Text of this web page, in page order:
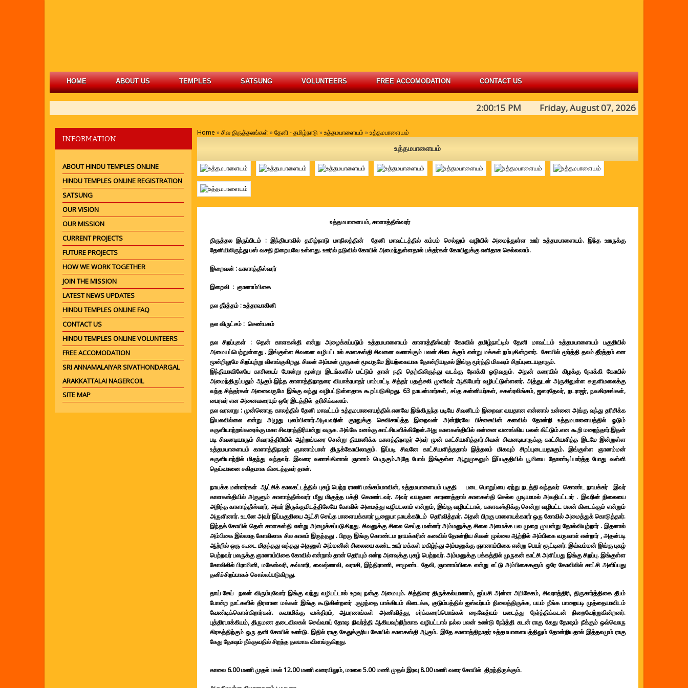
HOME ABOUT US TEMPLES SATSUNG VOLUNTEERS FREE ACCOMODATION CONTACT US
2:00:15 PM Friday, August 07, 2026
INFORMATION
ABOUT HINDU TEMPLES ONLINE
HINDU TEMPLES ONLINE REGISTRATION
SATSUNG
OUR VISION
OUR MISSION
CURRENT PROJECTS
FUTURE PROJECTS
HOW WE WORK TOGETHER
JOIN THE MISSION
LATEST NEWS UPDATES
HINDU TEMPLES ONLINE FAQ
CONTACT US
HINDU TEMPLES ONLINE VOLUNTEERS
FREE ACCOMODATION
SRI ANNAMALAIYAR SIVATHONDARGAL
ARAKKATTALAI NAGERCOIL
SITE MAP
Home »சிவ திருத்தலங்கள் »தேனி - தமிழ்நாடு »உத்தமபாளையம் »உத்தமபாளையம்
உத்தமபாளையம்
உத்தமபாளையம், காளாத்தீஸ்வரர்
திருத்தல இருப்பிடம் : இந்தியாவில் தமிழ்நாடு மாநிலத்தின் தேனி மாவட்டத்தில் கம்பம் செல்லும் வழியில் அமைந்துள்ள ஊர் உத்தமபாளையம். இந்த ஊருக்கு
தேனியிலிருந்து பஸ் வசதி நிறையவே உள்ளது. ஊரில் நடுவில் கோயில் அமைந்துள்ளதால் பக்தர்கள் கோயிலுக்கு எளிதாக செல்லலாம்.
இறைவன் : காளாத்தீஸ்வரர்
இறைவி : ஞானாம்பிகை
தல தீர்த்தம் : உத்தரவாகினி
தல விருட்சம் : செண்பகம்
தல சிறப்புகள் : தென் காளகஸ்தி என்று அழைக்கப்படும் உத்தமபாளையம் காளாத்தீஸ்வரர் கோவில் தமிழ்நாட்டில் தேனி மாவட்டம் உத்தமபாளையம் பகுதியில்
அமையப்பெற்றுள்ளது . இங்குள்ள சிவனை வழிபட்டால் காளகஸ்தி சிவனை வணங்கும் பலன் கிடைக்கும் என்று மக்கள் நம்புகின்றனர். கோயில் மூர்த்தி தலம் தீர்த்தம் என
மூன்றிலுமே சிறப்புற்று விளங்குகிறது. சிவன் அம்மன் முருகன் மூவருமே இயற்கையாக தோன்றியதால் இங்கு மூர்த்தி மிகவும் சிறப்புடையதாகும்.
இந்தியாவிலேயே காசியைப் போன்று மூன்று இடங்களில் மட்டும் தான் நதி தெற்கிலிருந்து வடக்கு நோக்கி ஓடுவதும். அதன் கரையில் கிழக்கு நோக்கி கோயில்
அமைந்திருப்பதும் ஆகும்.இந்த காளாத்திநாதரை வியாக்ரபாதர் பாம்பாட்டி சித்தர் பதஞ்சலி முனிவர் ஆகியோர் வழிபட்டுள்ளனர். அத்துடன் அருகிலுள்ள சுருளிமலைக்கு
வந்த சித்தர்கள் அனைவருமே இங்கு வந்து வழிபட்டுள்ளதாக கூறப்படுகிறது. 63 நாயன்மார்கள், சப்த கன்னியர்கள், சகஸ்ரலிங்கம், ஜஸரதேவர், நடராஜர், நவகிரகங்கள்,
பைரவர் என அனைவரையும் ஒரே இடத்தில் தரிசிக்கலாம்.
தல வரலாறு : முன்னொரு காலத்தில் தேனி மாவட்டம் உத்தமபாளையத்தில்.எனவே இங்கிருந்த படியே சிவனிடம் இறைவா வயதான என்னால் உன்னை அங்கு வந்து தரிசிக்க
இயலவில்லை என்று அழுது புலம்பினார்.அடியவரின் குரலுக்கு செவிசாய்த்த இறைவன் அன்றிரவே பிச்சையின் கனவில் தோன்றி உத்தமபாளையத்தில் ஓடும்
சுருளியாற்றங்கரைக்கு மகா சிவராத்திரியன்று வருக. அங்கே உனக்கு காட்சியளிக்கிறேன்.அது காளகஸ்தியில் என்னை வணங்கிய பலன் கிட்டும்.என கூறி மறைந்தார்.இதன்
படி சிவனடியாரும் சிவராத்திரியில் ஆற்றங்கரை சென்று தியானிக்க காளத்திநாதர் அவர் முன் காட்சியளித்தார்.சிவன் சிவனடியாருக்கு காட்சியளித்த இடமே இன்றுள்ள
உத்தமபாளையம் காளாத்திநாதர் ஞானாம்பாள் திருக்கோயிலாகும். இப்படி சிவனே காட்சியளித்ததால் இத்தலம் மிகவும் சிறப்புடையதாகும். இங்குள்ள ஞானம்மன்
சுருளியாற்றில் மிதந்து வந்தவர். இவரை வணங்கினால் ஞானம் பெருகும்.அதே போல் இங்குள்ள ஆறுமுகனும் இப்பகுதியில் பூமியை தோண்டிப்பார்த்த போது வள்ளி
தெய்வானை சகிதமாக கிடைத்தவர் தான்.
நாயக்க மன்னர்கள் ஆட்சிக் காலகட்டத்தில் புகழ் பெற்ற ராணி மங்கம்மாவின், உத்தமபாளையம் பகுதி படை பொறுப்பை ஏற்று நடத்தி வந்தவர் கொண்ட நாயக்கர் இவர்
காளகஸ்தியில் அருளும் காளாத்தீஸ்வரர் மீது மிகுத்த பக்தி கொண்டவர். அவர் வயதான காரணத்தால் காளகஸ்தி செல்ல முடியாமல் அவதிபட்டார் . இவரின் நிலையை
அறிந்த காளாத்தீஸ்வரர், அவர் இருக்குமிடத்திலேயே கோவில் அமைத்து வழிபடலாம் என்றும், இங்கு வழிபட்டால், காளகஸ்திக்கு சென்று வழிபட்ட பலன் கிடைக்கும் என்றும்
அருளினார். உடனே அவர் இப்பகுதியை ஆட்சி செய்த பாளையக்காரர் பூஜையா நாயக்கரிடம் தெரிவித்தார். அதன் பிறகு பாளையக்காரர் ஒரு கோவில் அமைத்துக் கொடுத்தார்.
இந்தக் கோயில் தென் காளகஸ்தி என்று அழைக்கப்படுகிறது. சிவனுக்கு சிலை செய்த மன்னர் அம்மனுக்கு சிலை அமைக்க பல முறை முயன்று தோல்வியுற்றார் . இதனால்
அம்பிகை இல்லாத கோவிலாக சில காலம் இருந்தது . பிறகு இங்கு கொண்டம நாயக்கரின் கனவில் தோன்றிய சிவன் முல்லை ஆற்றில் அம்பிகை வருவாள் என்றார் , அதன்படி
ஆற்றில் ஒரு கூடை மிதந்தது வந்தது அதனுள் அம்மனின் சிலையை கண்ட ஊர் மக்கள் மகிழ்ந்து அம்மனுக்கு ஞானாம்பிகை என்று பெயர் சூட்டினர். இவ்வம்மன் இங்கு புகழ்
பெற்றவர் பலருக்கு ஞானாம்பிகை கோவில் என்றால் தான் தெரியும் என்ற அளவுக்கு புகழ் பெற்றவர். அம்மனுக்கு பக்கத்தில் முருகன் காட்சி அளிப்பது இங்கு சிறப்பு. இங்குள்ள
கோவிலில் பிராமினி, மகேஸ்வரி, கவ்மாரி, வைஷ்ணவி, வராகி, இந்திராணி, சாமுண்ட தேவி, ஞானாம்பிகை என்று எட்டு அம்பிகைகளும் ஒரே கோவிலில் காட்சி அளிப்பது
தனிச்சிறப்பாகச் சொல்லப்படுகிறது.
தாய் சேய் நலன் விரும்புவோர் இங்கு வந்து வழிபட்டால் உறவு நன்கு அமையும். சித்திரை திருக்கல்யாணம், ஐப்பசி அன்ன அபிசேகம், சிவராத்திரி, திருகார்த்திகை தீபம்
போன்ற நாட்களில் திரளான மக்கள் இங்கு கூடுகின்றனர் .குழந்தை பாக்கியம் கிடைக்க, குடும்பத்தில் ஐஸ்வர்யம் நிலைத்திருக்க, பயம் நீங்க பாறையடி முத்தையாவிடம்
வேண்டிக்கொள்கிறார்கள். சுவாமிக்கு வஸ்திரம், ஆபரணங்கள் அணிவித்து, சர்க்கரைப்பொங்கல் நைவேத்யம் படைத்து நேர்த்திக்கடன் நிறைவேற்றுகின்றனர்.
புத்திரபாக்கியம், திருமண தடைவிலகல் செவ்வாய் தோஷ நிவர்த்தி ஆகியவற்றிற்காக வழிபட்டால் நல்ல பலன் உண்டு நேர்த்தி கடன் ராகு கேது தோஷம் நீக்கும் ஒவ்வொரு
கிரகத்திற்கும் ஒரு தனி கோயில் உண்டு. இதில் ராகு கேதுக்குரிய கோயில் காளகஸ்தி ஆகும். இதே காளாத்திநாதர் உத்தமபாளையத்திலும் தோன்றியதால் இத்தலமும் ராகு
கேது தோஷம் நீக்குவதில் சிறந்த தலமாக விளங்குகிறது.
காலை 6.00 மணி முதல் பகல் 12.00 மணி வரையிலும், மாலை 5.00 மணி முதல் இரவு 8.00 மணி வரை கோயில் திறந்திருக்கும்.